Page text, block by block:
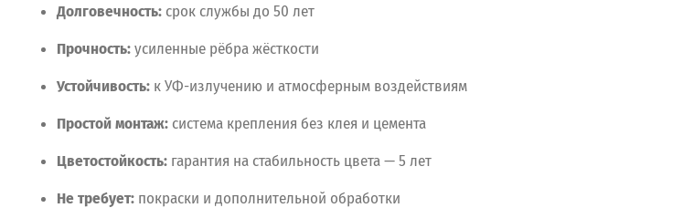
Долговечность: срок службы до 50 лет
Прочность:усиленные рёбражёсткости
Устойчивость: кУФ-излучению и атмосферным воздействиям
Простоймонтаж: система крепления без клея и цемента
Цветостойкость: гарантия на стабильность цвета— 5 лет
Нетребует: покраски и дополнительной обработки